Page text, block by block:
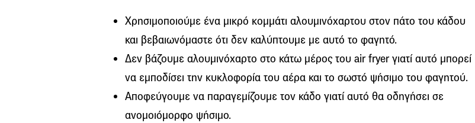
Χρησιμοποιούμε ένα μικρό κομμάτι αλουμινόχαρτου στον πάτο του κάδου
και βεβαιωνόμαστε ότι δεν καλύπτουμε με αυτό το φαγητό.
Δεν βάζουμε αλουμινόχαρτο στο κάτω μέρος του air fryer γιατί αυτό μπορεί
να εμποδίσει την κυκλοφορία του αέρα και το σωστό ψήσιμο του φαγητού.
Αποφεύγουμε να παραγεμίζουμε τον κάδο γιατί αυτό θα οδηγήσει σε
ανομοιόμορφο ψήσιμο.